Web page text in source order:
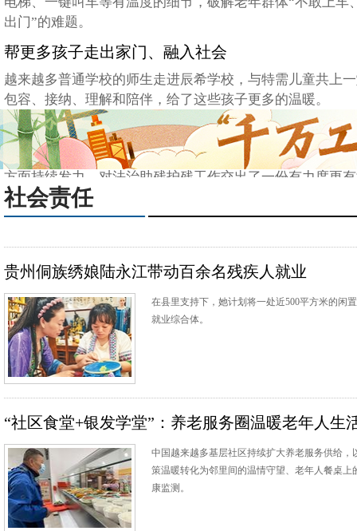
出门”的难题。
帮更多孩子走出家门、融入社会
越来越多普通学校的师生走进辰希学校，与特需儿童共上
包容、接纳、理解和陪伴，给了这些孩子更多的温暖。
法治助残护残，让法治温度触手可及
“十四五”期间，司法部立足职责定位，在法律服务、法律
方面持续发力，对法治助残护残工作交出了一份有力度更
卷”。
社会责任
贵州侗族绣娘陆永江带动百余名残疾人就业
在县里支持下，她计划将一处近500平方米的闲
就业综合体。
“社区食堂+银发学堂”：养老服务圈温暖老年人生
中国越来越多基层社区持续扩大养老服务供给，
策温暖转化为邻里间的温情守望、老年人餐桌上
康监测。